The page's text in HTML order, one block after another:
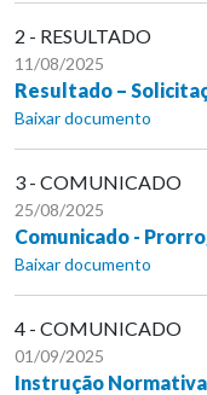
2 - RESULTADO
11/08/2025
Resultado –
Baixar documento
3 - COMUNICADO
25/08/2025
Comunicado -
Baixar documento
4 - COMUNICADO
01/09/2025
Instrução Normativa